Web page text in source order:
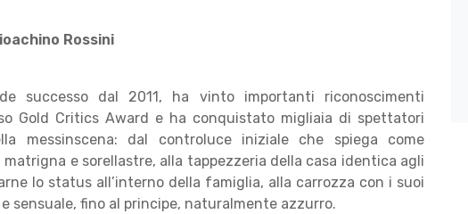
Rossini
successo dal 2011, ha vinto importanti riconoscimenti
Gold Critics Award e ha conquistato migliaia di spettatori
messinscena: dal controluce iniziale che spiega come
e sorellastre, alla tappezzeria della casa identica agli
lo status all’interno della famiglia, alla carrozza con i suoi
sensuale, fino al principe, naturalmente azzurro.